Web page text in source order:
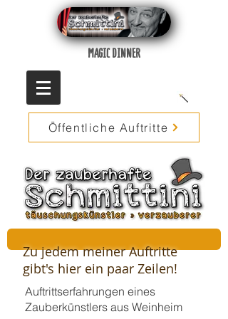
MAGIC DINNER
Öffentliche Auftritte
Zu jedem meiner Auftritte
gibt's hier ein paar Zeilen!
Auftrittserfahrungen eines
Zauberkünstlers aus Weinheim